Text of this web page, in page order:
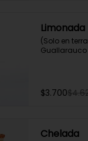
Limonada
(Solo en
$3.700
Chelada